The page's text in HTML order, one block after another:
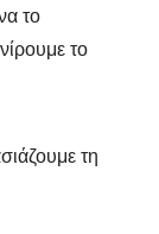
το
το
τη